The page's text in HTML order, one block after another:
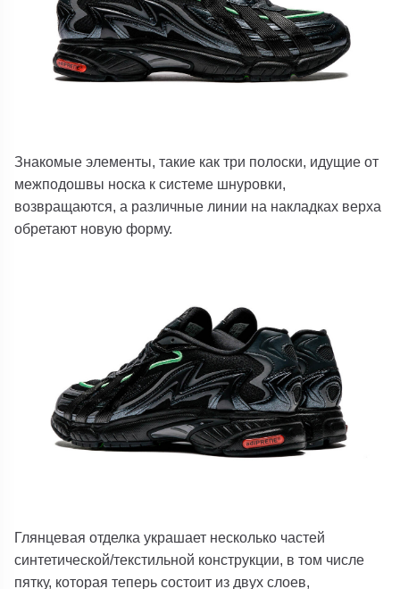
Знакомые элементы, такие как три полоски, идущие от
межподошвы носка к системе шнуровки,
возвращаются, а различные линии на накладках верха
обретают новую форму.
Глянцевая отделка украшает несколько частей
синтетической/текстильной конструкции, в том числе
пятку, которая теперь состоит из двух слоев,